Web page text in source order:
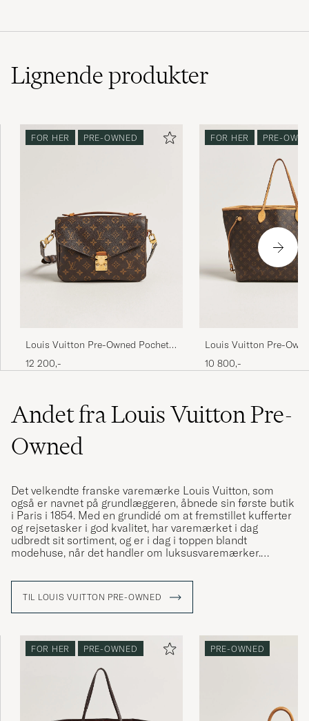
Lignendeprodukter
FOR HER PRE-OWNED
Louis Vuitton Pre-Owned Pochette
Métis Monogram
12 200,-
FOR HER PRE-
Louis Vuitton Pre-
GM Monogram
10 800,-
Andet fra Louis Vuitton Pre-
Owned
Det velkendte franske varemærke Louis Vuitton, som
også er navnet på grundlæggeren, åbnede sin første butik
i Paris i 1854. Med en grundidé om at fremstillet kufferter
og rejsetasker i god kvalitet, har varemærket i dag
udbredt sit sortiment, og er i dag i toppen blandt
modehuse, når det handler om luksusvaremærker.
Louis Vuitton har gennem årene designet mange ikoniske
"Keepall" er en af dem. Denne er skabt i en masse
forskellige designs, og frem for alt i deres ikoniske LV
TIL LOUIS VUITTON PRE-OWNED
FOR HER PRE-OWNED PRE-OWNED